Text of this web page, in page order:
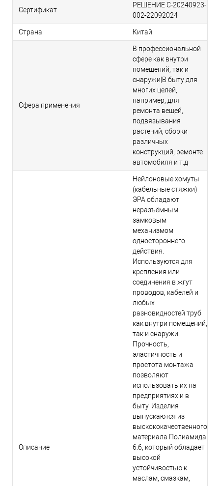
Сертификат
РЕШЕНИЕ С-20240923-
002-22092024
Страна Китай
Сфера применения
В профессиональной
сфере как внутри
помещений, так и
снаружи|В быту для
многих целей,
например, для
ремонта вещей,
подвязывания
растений, сборки
различных
конструкций, ремонте
автомобиля и т.д
Описание
Нейлоновые хомуты
(кабельные стяжки)
ЭРА обладают
неразъёмным
замковым
механизмом
одностороннего
действия.
Используются для
крепления или
соединения в жгут
проводов, кабелей и
любых
разновидностей труб
как внутри помещений,
так и снаружи.
Прочность,
эластичность и
простота монтажа
позволяют
использовать их на
предприятиях и в
быту. Изделия
выпускаются из
выскококачественного
материала Полиамида
6.6, который обладает
высокой
устойчивостью к
маслам, смазкам,